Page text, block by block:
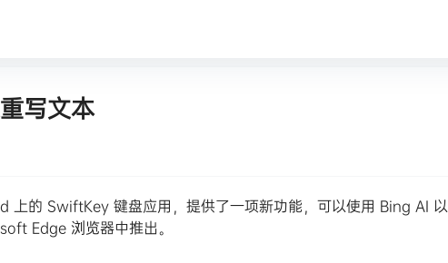
写文本
上的 SwiftKey 键盘应用，提供了一项新功能，可以使用 Bing AI 以
Edge 浏览器中推出。